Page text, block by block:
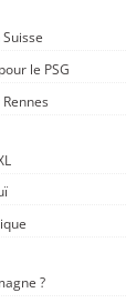
le PSG
?